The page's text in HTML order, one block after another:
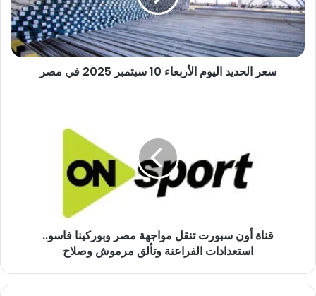
سبتمبر
2025
في
مصر
سعر الحديد اليوم الأربعاء 10 سبتمبر 2025 في مصر
قناة أون سبورت تنقل مواجهة مصر وبوركينا فاسو..
استعدادات الفراعنة وتألق مرموش وصلاح